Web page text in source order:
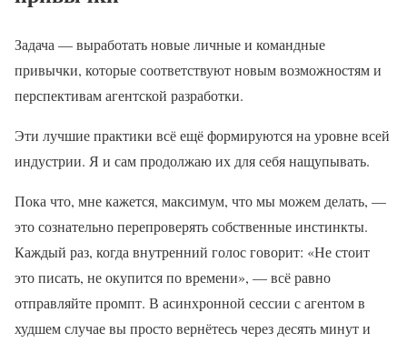
Задача — выработать новые личные и командные
привычки, которые соответствуют новым возможностям и
перспективам агентской разработки.
Эти лучшие практики всё ещё формируются на уровне всей
индустрии. Я и сам продолжаю их для себя нащупывать.
Пока что, мне кажется, максимум, что мы можем делать, —
это сознательно перепроверять собственные инстинкты.
Каждый раз, когда внутренний голос говорит: «Не стоит
это писать, не окупится по времени», — всё равно
отправляйте промпт. В асинхронной сессии с агентом в
худшем случае вы просто вернётесь через десять минут и